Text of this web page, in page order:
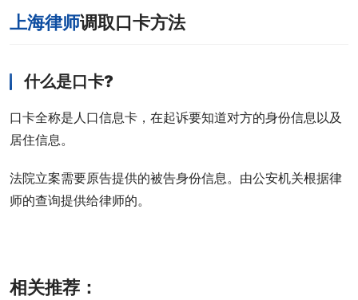
上海律师调取口卡方法
什么是口卡?
口卡全称是人口信息卡，在起诉要知道对方的身份信息以及
居住信息。
法院立案需要原告提供的被告身份信息。由公安机关根据律
师的查询提供给律师的。
相关推荐：